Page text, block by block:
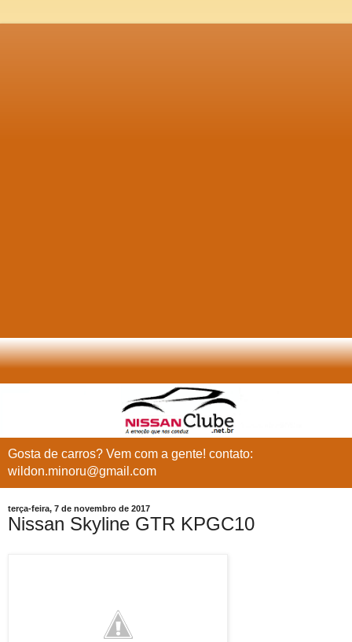
Gosta de carros? Vem com a gente! contato:
wildon.minoru@gmail.com
terça-feira, 7 de novembro de 2017
Nissan Skyline GTR KPGC10